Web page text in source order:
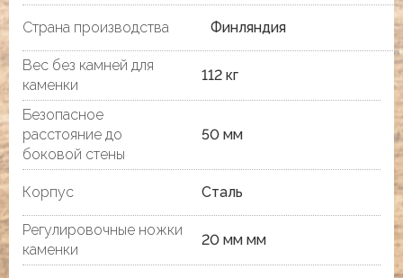
Страна производства Финляндия
Вес без камней для
каменки
112 кг
Безопасное
расстояние до
боковой стены
50 мм
Корпус Сталь
Регулировочные ножки
каменки
20 мм мм